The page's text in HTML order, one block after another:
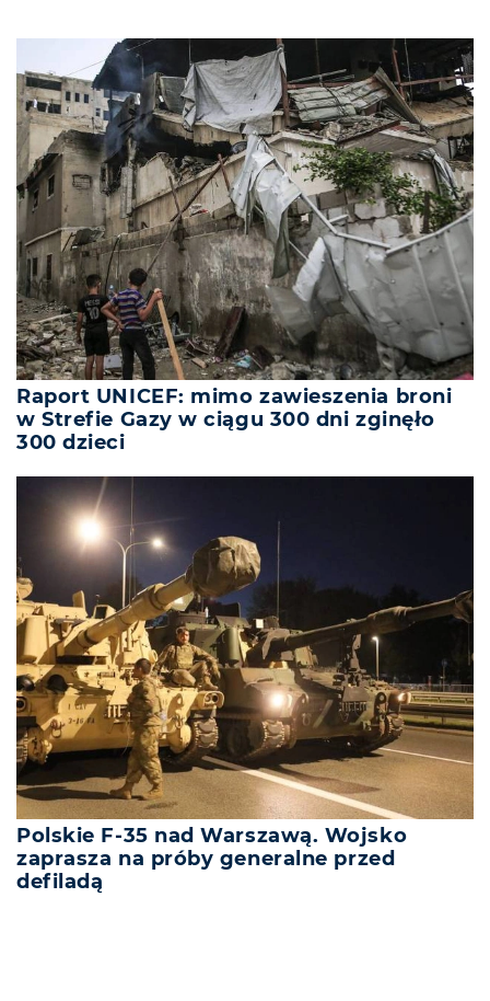
Raport UNICEF: mimo zawieszenia broni
w Strefie Gazy w ciągu 300 dni zginęło
300 dzieci
Polskie F-35 nad Warszawą. Wojsko
zaprasza na próby generalne przed
defiladą